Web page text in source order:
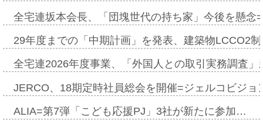
全宅連坂本会長、「団塊世代の持ち家」今後を懸
29年度までの「中期計画」を発表、建築物LCCO2
全宅連2026年度事業、「外国人との取引実務調査
JERCO、18期定時社員総会を開催=ジェルコビジ
ALIA=第7弾「こども応援PJ」3社が新たに参加…